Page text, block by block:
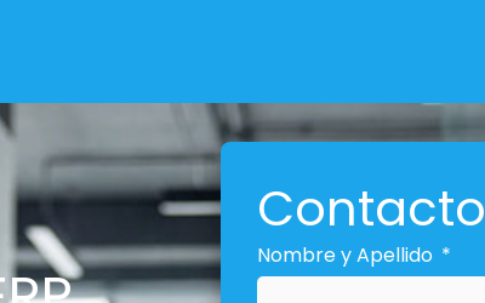
Contacto
Nombre y Apellido